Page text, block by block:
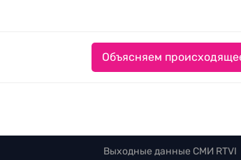
Объясняем
Выходные данные СМИ RTVI